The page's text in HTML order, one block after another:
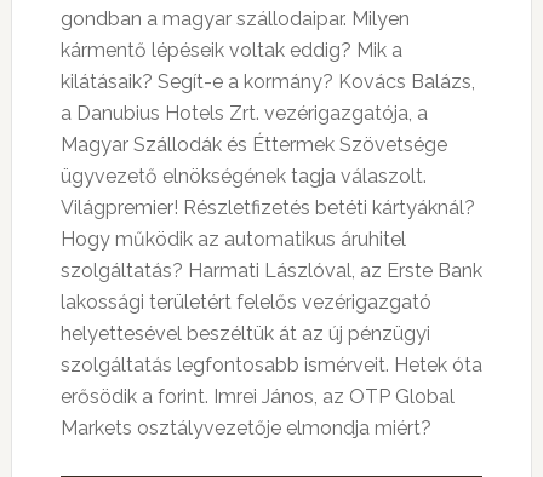
gondban a magyar szállodaipar. Milyen
kármentő lépéseik voltak eddig? Mik a
kilátásaik? Segít-e a kormány? Kovács Balázs,
a Danubius Hotels Zrt. vezérigazgatója, a
Magyar Szállodák és Éttermek Szövetsége
ügyvezető elnökségének tagja válaszolt.
Világpremier! Részletfizetés betéti kártyáknál?
Hogy működik az automatikus áruhitel
szolgáltatás? Harmati Lászlóval, az Erste Bank
lakossági területért felelős vezérigazgató
helyettesével beszéltük át az új pénzügyi
szolgáltatás legfontosabb ismérveit. Hetek óta
erősödik a forint. Imrei János, az OTP Global
Markets osztályvezetője elmondja miért?